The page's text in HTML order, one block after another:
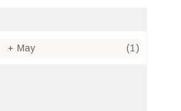
+ May (1)